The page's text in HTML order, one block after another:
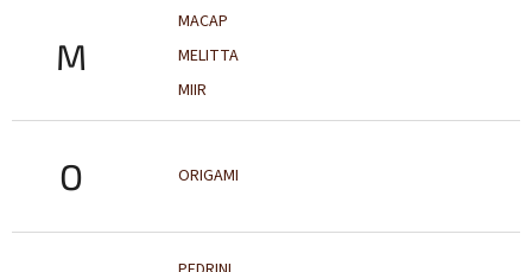
M
MACAP
MELITTA
MIIR
O ORIGAMI